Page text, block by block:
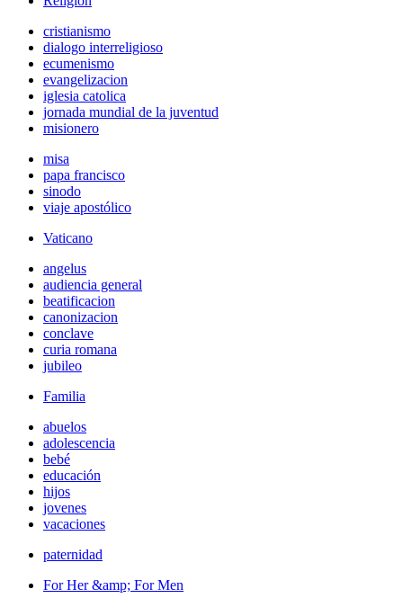
cristianismo
dialogo interreligioso
ecumenismo
evangelizacion
iglesia catolica
jornada mundial de la juventud
misionero
misa
papa francisco
sinodo
viaje apostólico
Vaticano
angelus
audiencia general
beatificacion
canonizacion
conclave
curia romana
jubileo
Familia
abuelos
adolescencia
bebé
educación
hijos
jovenes
vacaciones
paternidad
For Her &amp; For Men